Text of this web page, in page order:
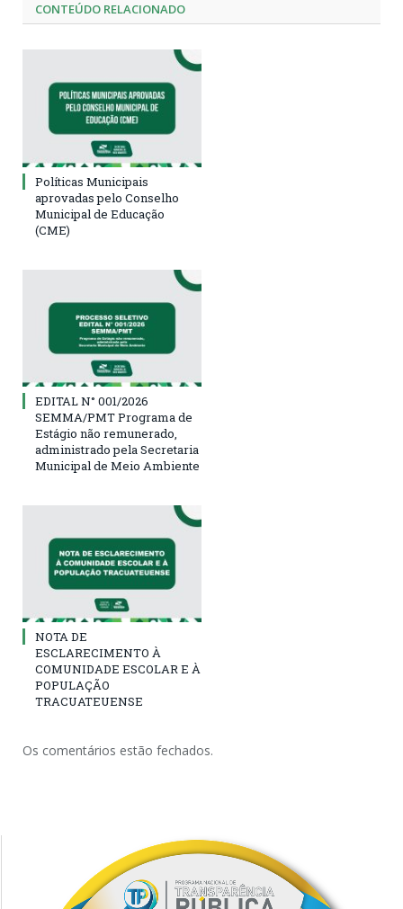
CONTEÚDO RELACIONADO
Políticas Municipais
aprovadas pelo Conselho
Municipal de Educação
(CME)
EDITAL N° 001/2026
SEMMA/PMT Programa de
Estágio não remunerado,
administrado pela Secretaria
Municipal de Meio Ambiente
NOTA DE
ESCLARECIMENTO À
COMUNIDADE ESCOLAR E À
POPULAÇÃO
TRACUATEUENSE
Os comentários estão fechados.